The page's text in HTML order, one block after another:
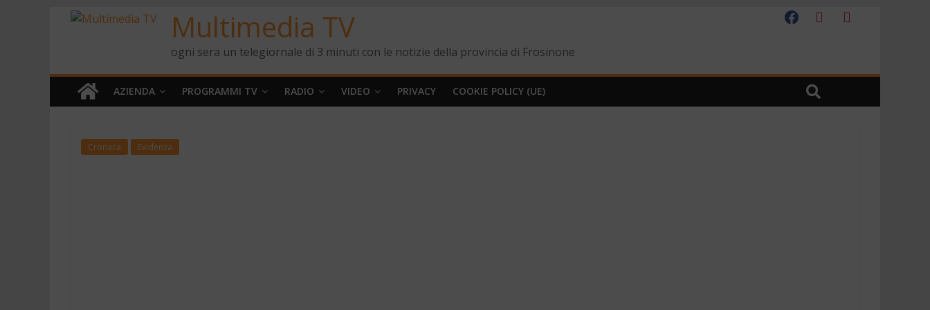
Multimedia TV
ogni sera un telegiornale di 3 minuti con le notizie della provincia di Frosinone
AZIENDA PROGRAMMI TV RADIO VIDEO PRIVACY COOKIE POLICY (UE)
Cronaca Evidenza